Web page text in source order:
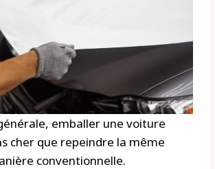
emballer une voiture
cher que repeindre la même
conventionnelle.